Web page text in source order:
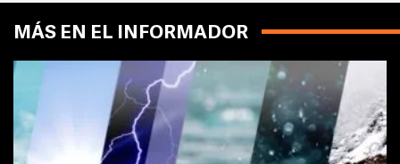
MÁS EN EL INFORMADOR